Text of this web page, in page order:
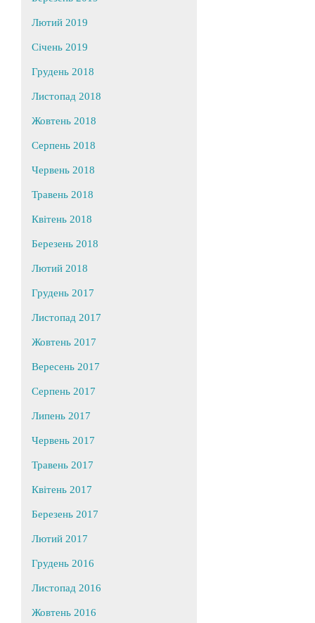
Лютий 2019
Січень 2019
Грудень 2018
Листопад 2018
Жовтень 2018
Серпень 2018
Червень 2018
Травень 2018
Квітень 2018
Березень 2018
Лютий 2018
Грудень 2017
Листопад 2017
Жовтень 2017
Вересень 2017
Серпень 2017
Липень 2017
Червень 2017
Травень 2017
Квітень 2017
Березень 2017
Лютий 2017
Грудень 2016
Листопад 2016
Жовтень 2016